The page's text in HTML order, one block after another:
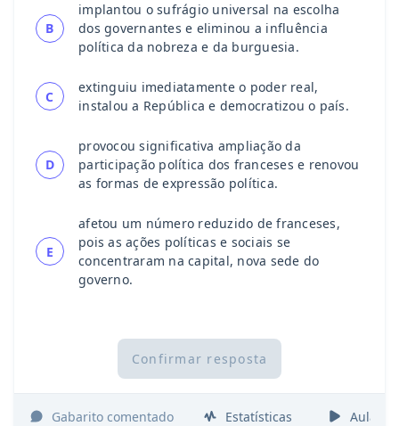
B
implantou o sufrágio universal na escolha
dos governantes e eliminou a influência
política da nobreza e da burguesia.
C
extinguiu imediatamente o poder real,
instalou a República e democratizou o país.
D
provocou significativa ampliação da
participação política dos franceses e renovou
as formas de expressão política.
E
afetou um número reduzido de franceses,
pois as ações políticas e sociais se
concentraram na capital, nova sede do
governo.
Confirmar resposta
Gabarito comentado Estatísticas Aulas